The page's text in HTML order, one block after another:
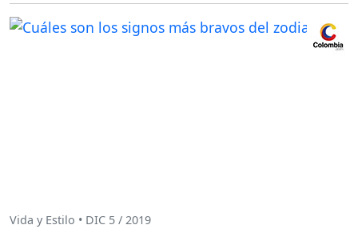
Vida y Estilo • DIC 5 / 2019